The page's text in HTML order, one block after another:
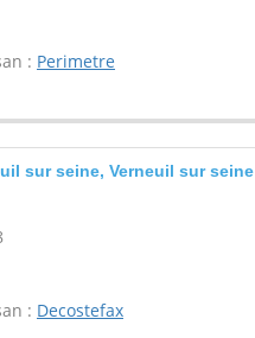
: Perimetre
sur seine, Verneuil sur seine
: Decostefax